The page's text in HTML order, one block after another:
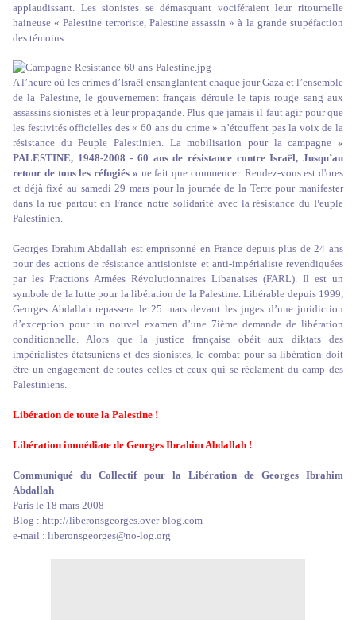
applaudissant. Les sionistes se démasquant vociféraient leur ritournelle
haineuse « Palestine terroriste, Palestine assassin » à la grande stupéfaction
des témoins.
A l’heure où les crimes d’Israël ensanglantent chaque jour Gaza et l’ensemble
de la Palestine, le gouvernement français déroule le tapis rouge sang aux
assassins sionistes et à leur propagande. Plus que jamais il faut agir pour que
les festivités officielles des « 60 ans du crime » n’étouffent pas la voix de la
résistance du Peuple Palestinien. La mobilisation pour la campagne «
PALESTINE, 1948-2008 - 60 ans de résistance contre Israël, Jusqu’au
retour de tous les réfugiés » ne fait que commencer. Rendez-vous est d'ores
et déjà fixé au samedi 29 mars pour la journée de la Terre pour manifester
dans la rue partout en France notre solidarité avec la résistance du Peuple
Palestinien.
Georges Ibrahim Abdallah est emprisonné en France depuis plus de 24 ans
pour des actions de résistance antisioniste et anti-impérialiste revendiquées
par les Fractions Armées Révolutionnaires Libanaises (FARL). Il est un
symbole de la lutte pour la libération de la Palestine. Libérable depuis 1999,
Georges Abdallah repassera le 25 mars devant les juges d’une juridiction
d’exception pour un nouvel examen d’une 7ième demande de libération
conditionnelle. Alors que la justice française obéit aux diktats des
impérialistes étatsuniens et des sionistes, le combat pour sa libération doit
être un engagement de toutes celles et ceux qui se réclament du camp des
Palestiniens.
Libération de toute la Palestine !
Libération immédiate de Georges Ibrahim Abdallah !
Communiqué du Collectif pour la Libération de Georges Ibrahim
Abdallah
Paris le 18 mars 2008
Blog : http://liberonsgeorges.over-blog.com
e-mail : liberonsgeorges@no-log.org